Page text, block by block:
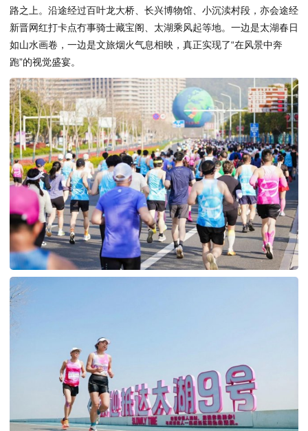
路之上。沿途经过百叶龙大桥、长兴博物馆、小沉渎村段，亦会途经
新晋网红打卡点冇事骑士藏宝阁、太湖乘风起等地。一边是太湖春日
如山水画卷，一边是文旅烟火气息相映，真正实现了“在风景中奔
跑”的视觉盛宴。